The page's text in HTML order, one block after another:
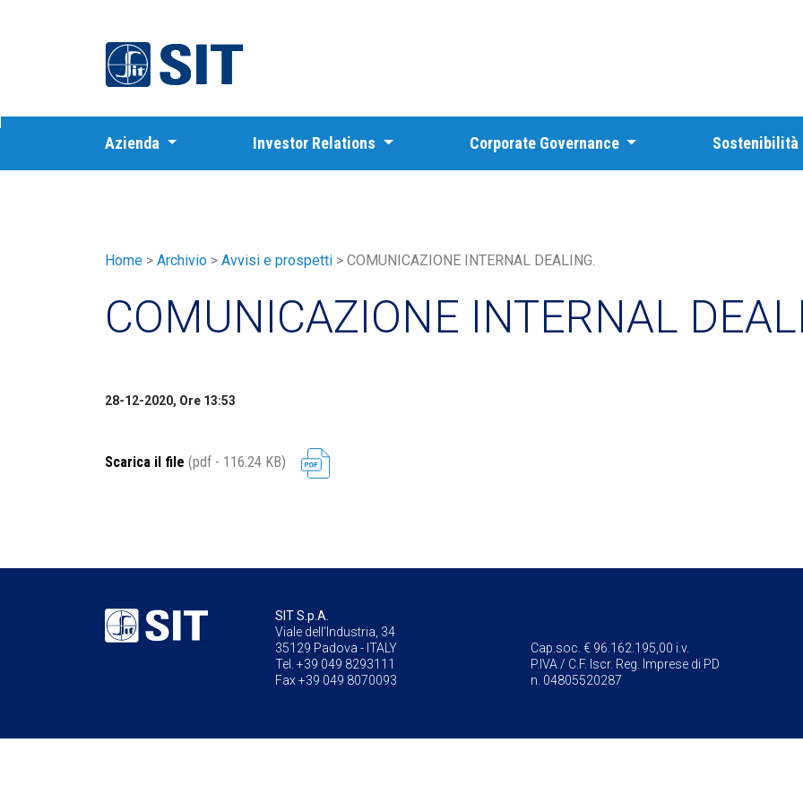
SIT
Azienda Investor Relations Corporate Governance Sostenibilità
Home > Archivio > Avvisi e prospetti > COMUNICAZIONE INTERNAL DEALING.
COMUNICAZIONE INTERNAL
28-12-2020, Ore 13:53
Scarica il file (pdf - 116.24 KB)
SIT S.p.A.
Viale dell’Industria, 34
35129 Padova - ITALY
Tel. +39 049 8293111
Fax +39 049 8070093
Cap.soc. € 96.162.195,00 i.v.
P.IVA / C.F. Iscr. Reg. Imprese di PD
n. 04805520287